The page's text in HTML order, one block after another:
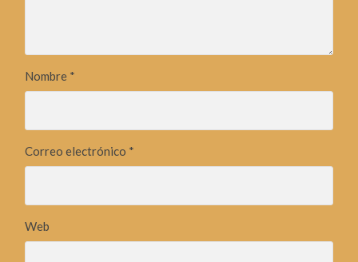
Nombre *
Correo electrónico *
Web